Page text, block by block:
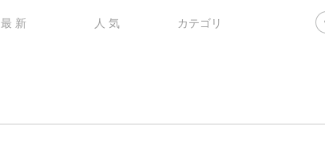
最 新 人 気 カテゴリ